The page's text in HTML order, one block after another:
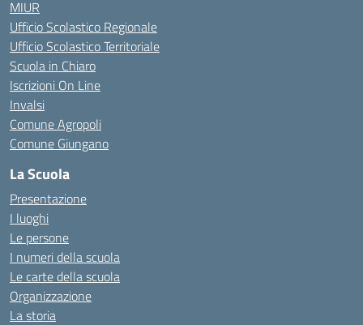
MIUR
Ufficio Scolastico Regionale
Ufficio Scolastico Territoriale
Scuola in Chiaro
Iscrizioni On Line
Invalsi
Comune Agropoli
Comune Giungano
La Scuola
Presentazione
I luoghi
Le persone
I numeri della scuola
Le carte della scuola
Organizzazione
La storia